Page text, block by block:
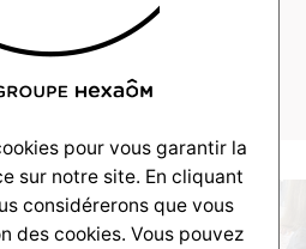
pour vous garantir la
sur notre site. En cliquant
considérerons que vous
des cookies. Vous pouvez